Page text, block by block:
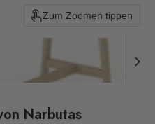
Zum Zoomen tippen
Narbutas